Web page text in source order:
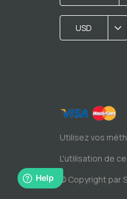
USD
Utilisez vos
L'utilisation de
© Copyright par